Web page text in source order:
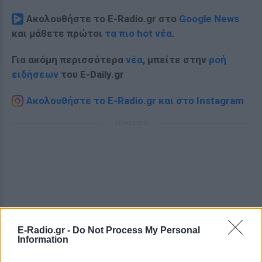
E-Radio.gr - Do Not Process My Personal
Information
Ακολουθήστε το E-Radio.gr στο Google News
και μάθετε πρώτοι τα πιο hot νέα.
Για ακόμη περισσότερα νέα, μπείτε στην ροή
ειδήσεων του E-Daily.gr
Ακολουθήστε το E-Radio.gr και στο Instagram